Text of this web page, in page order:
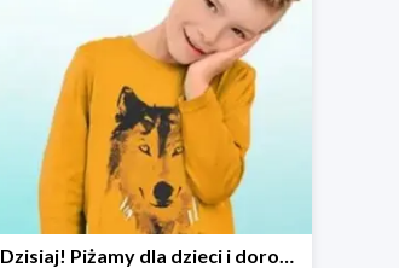
Dzisiaj! Piżamy dla dzieci i dorosłych -50%